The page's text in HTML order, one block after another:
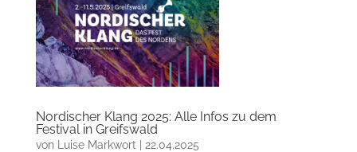
Nordischer Klang 2025: Alle Infos zu dem
Festival in Greifswald
von Luise Markwort 22.04.2025